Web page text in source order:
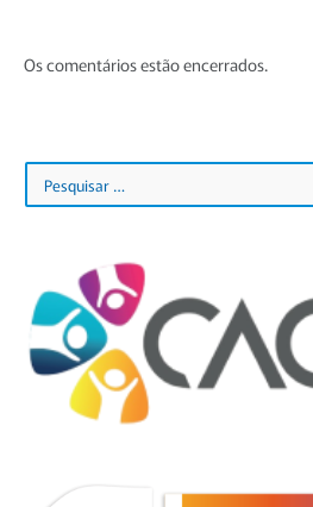
Os comentários estão encerrados.